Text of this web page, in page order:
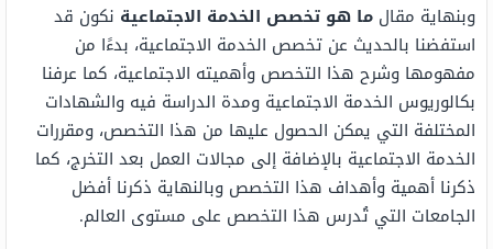
وبنهاية مقال ما هو تخصص الخدمة الاجتماعية نكون قد
استفضنا بالحديث عن تخصص الخدمة الاجتماعية، بدءًا من
مفهومها وشرح هذا التخصص وأهميته الاجتماعية، كما عرفنا
بكالوريوس الخدمة الاجتماعية ومدة الدراسة فيه والشهادات
المختلفة التي يمكن الحصول عليها من هذا التخصص، ومقررات
الخدمة الاجتماعية بالإضافة إلى مجالات العمل بعد التخرج، كما
ذكرنا أهمية وأهداف هذا التخصص وبالنهاية ذكرنا أفضل
الجامعات التي تُدرس هذا التخصص على مستوى العالم.